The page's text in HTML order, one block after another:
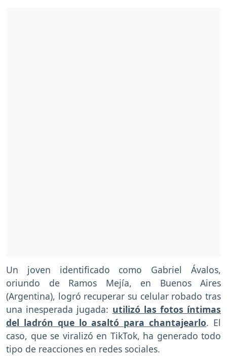
Un joven identificado como Gabriel Ávalos,
oriundo de Ramos Mejía, en Buenos Aires
(Argentina), logró recuperar su celular robado tras
una inesperada jugada: utilizó las fotos íntimas
del ladrón que lo asaltó para chantajearlo. El
caso, que se viralizó en TikTok, ha generado todo
tipo de reacciones en redes sociales.